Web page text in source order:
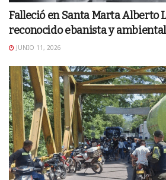
Falleció en Santa Marta Alberto
reconocido ebanista y
JUNIO 11, 2026